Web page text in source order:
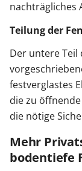
nachträgliches
Teilung der
Der untere Teil
festverglastes
die zu
die nötige
Mehr
bodentiefe